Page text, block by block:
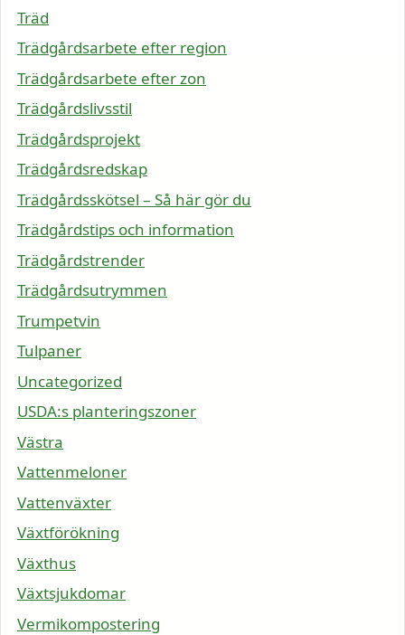
Träd
Trädgårdsarbete efter region
Trädgårdsarbete efter zon
Trädgårdslivsstil
Trädgårdsprojekt
Trädgårdsredskap
Trädgårdsskötsel – Så här gör du
Trädgårdstips och information
Trädgårdstrender
Trädgårdsutrymmen
Trumpetvin
Tulpaner
Uncategorized
USDA:s planteringszoner
Västra
Vattenmeloner
Vattenväxter
Växtförökning
Växthus
Växtsjukdomar
Vermikompostering